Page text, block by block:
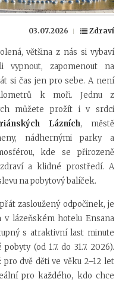
03.07.2026 Zdraví
většina z nás si vybaví
zapomenout na
si čas jen pro sebe. A není
k moři. Jednu z
můžete prožít i v srdci
Lázních, městě
nádhernými parky a
kde se přirozeně
a klidné prostředí. A
na pobytový balíček.
zasloužený odpočinek, je
v lázeňském hotelu Ensana
s atraktivní last minute
(od 1.7. do 31.7. 2026).
dvě děti ve věku 2–12 let
pro každého, kdo chce